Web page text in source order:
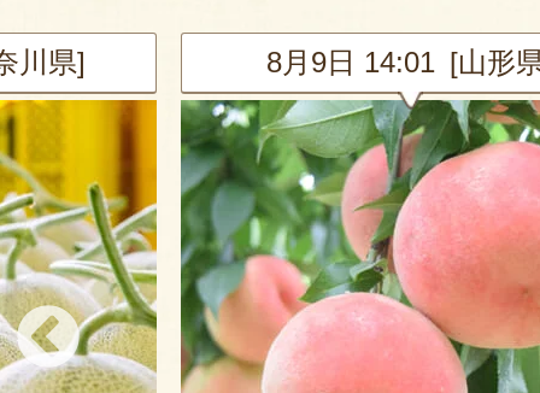
川県] 8月9日 14:01 [山形